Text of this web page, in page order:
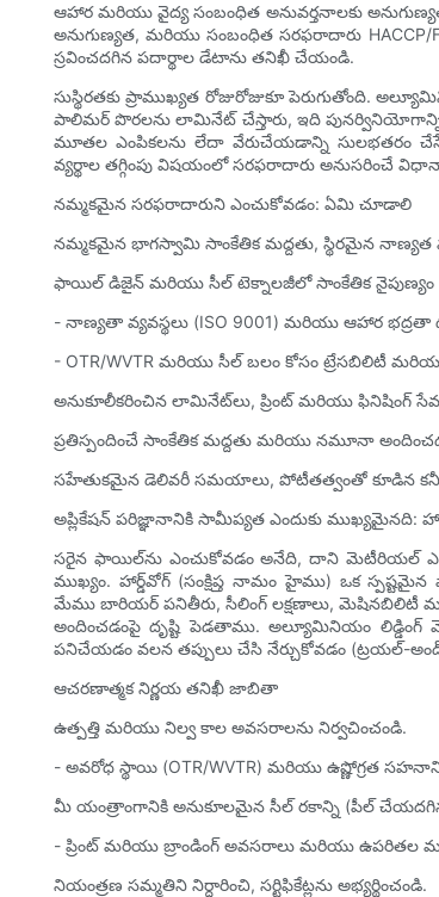
ఆహార మరియు వైద్య సంబంధిత అనువర్తనాలకు
అనుగుణ్యత, మరియు సంబంధిత సరఫరాదారు
స్రవించదగిన పదార్థాల డేటాను తనిఖీ చేయండి.
సుస్థిరతకు ప్రాముఖ్యత రోజురోజుకూ పెరుగుతోంది.
పాలిమర్ పొరలను లామినేట్ చేస్తారు, ఇది పునర్వినియోగాన్ని
మూతల ఎంపికలను లేదా వేరుచేయడాన్ని సులభతరం
వ్యర్థాల తగ్గింపు విషయంలో సరఫరాదారు అనుసరించే
నమ్మకమైన సరఫరాదారుని ఎంచుకోవడం: ఏమి చూడాలి
నమ్మకమైన భాగస్వామి సాంకేతిక మద్దతు, స్థిరమైన నాణ్యత
ఫాయిల్ డిజైన్ మరియు సీల్ టెక్నాలజీలో సాంకేతిక నైపుణ్యం
- నాణ్యతా వ్యవస్థలు (ISO 9001) మరియు ఆహార భద్రతా
- OTR/WVTR మరియు సీల్ బలం కోసం ట్రేసబిలిటీ
అనుకూలీకరించిన లామినేట్‌లు, ప్రింట్ మరియు ఫినిషింగ్
ప్రతిస్పందించే సాంకేతిక మద్దతు మరియు నమూనా
సహేతుకమైన డెలివరీ సమయాలు, పోటీతత్వంతో కూడిన కనీస
అప్లికేషన్ పరిజ్ఞానానికి సామీప్యత ఎందుకు ముఖ్యమైనది:
సరైన ఫాయిల్‌ను ఎంచుకోవడం అనేది, దాని మెటీరియల్
ముఖ్యం. హార్డ్‌వోగ్ (సంక్షిప్త నామం హైము) ఒక
మేము బారియర్ పనితీరు, సీలింగ్ లక్షణాలు, మెషినబిలిటీ
అందించడంపై దృష్టి పెడతాము. అల్యూమినియం లిడ్డింగ్
పనిచేయడం వలన తప్పులు చేసి నేర్చుకోవడం (ట్రయల్-
ఆచరణాత్మక నిర్ణయ తనిఖీ జాబితా
ఉత్పత్తి మరియు నిల్వ కాల అవసరాలను నిర్వచించండి.
- అవరోధ స్థాయి (OTR/WVTR) మరియు ఉష్ణోగ్రత
మీ యంత్రాంగానికి అనుకూలమైన సీల్ రకాన్ని (పీల్
- ప్రింట్ మరియు బ్రాండింగ్ అవసరాలు మరియు ఉపరితల
నియంత్రణ సమ్మతిని నిర్ధారించి, సర్టిఫికేట్లను అభ్యర్థించండి.